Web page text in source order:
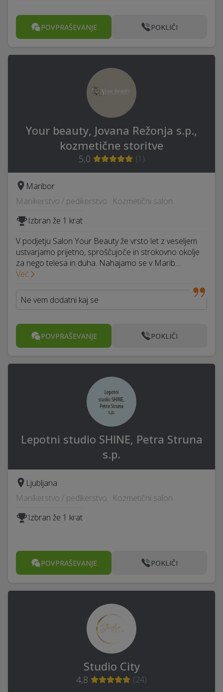
POVPRAŠEVANJE POKLIČI
Your beauty, Jovana Režonja s.p.,
kozmetične storitve
5,0 (1 )
Maribor
Manikerstvo / pedikerstvo · Kozmetični salon
Izbran že 1 krat
V podjetju Salon Your Beauty že vrsto let z veseljem
ustvarjamo prijetno, sproščujoče in strokovno okolje
za nego telesa in duha. Nahajamo se v Marib…
Več
Ne vem dodatni kaj se
POVPRAŠEVANJE POKLIČI
Lepotni studio SHINE, Petra Struna
s.p.
Ljubljana
Manikerstvo / pedikerstvo · Kozmetični salon
Izbran že 1 krat
POVPRAŠEVANJE POKLIČI
Studio City
4,8 (24)